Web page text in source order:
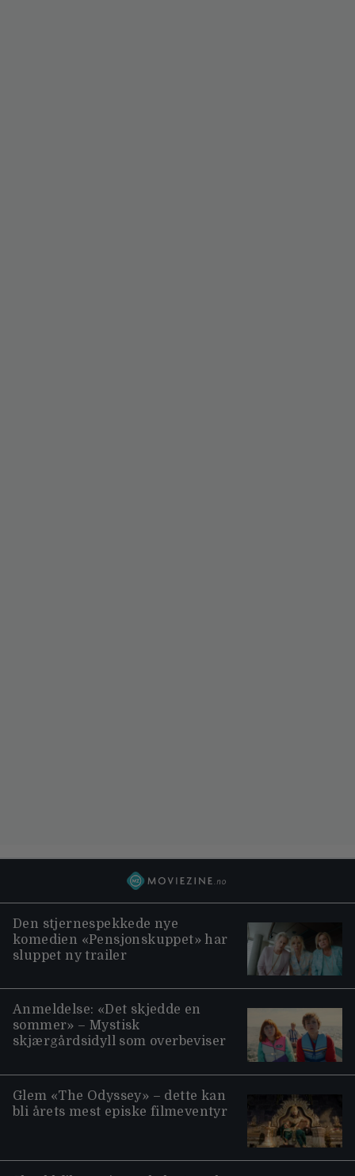
Den stjernespekkede nye
komedien «Pensjonskuppet» har
sluppet ny trailer
Anmeldelse: «Det skjedde en
sommer» – Mystisk
skjærgårdsidyll som overbeviser
Glem «The Odyssey» – dette kan
bli årets mest episke filmeventyr